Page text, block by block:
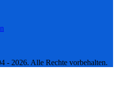
2026. Alle Rechte vorbehalten.